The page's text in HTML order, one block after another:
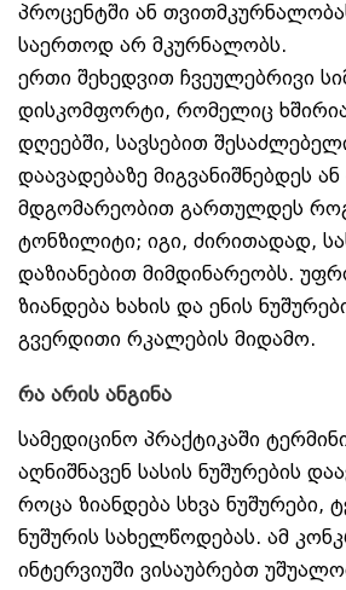
პროცენტში ან
საერთოდ არ მკურნალობს.
ერთი შეხედვით ჩვეულებრივი
დისკომფორტი, რომელიც
დღეებში, სავსებით
დაავადებაზე მიგვანიშნებდეს
მდგომარეობით გართულდეს
ტონზილიტი; იგი, ძირითადად,
დაზიანებით მიმდინარეობს.
ზიანდება ხახის და ენის
გვერდითი რკალების მიდამო.
რა არის ანგინა
სამედიცინო პრაქტიკაში
აღნიშნავენ სასის ნუშურების
როცა ზიანდება სხვა ნუშურები,
ნუშურის სახელწოდებას. ამ
ინტერვიუში ვისაუბრებთ